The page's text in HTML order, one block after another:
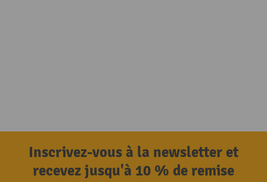
Inscrivez-vous à la newsletter et
recevez jusqu'à 10 % de remise